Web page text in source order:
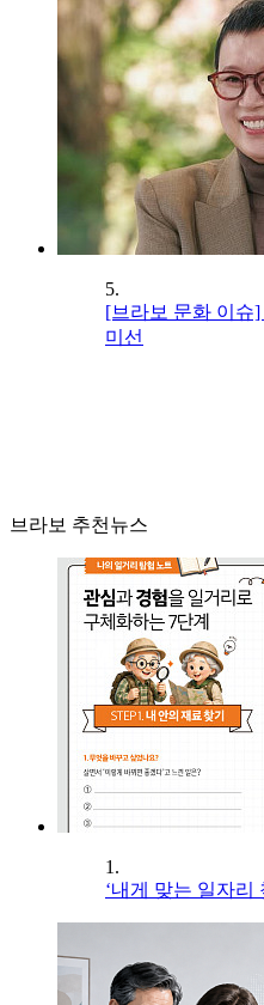
5.
[브라보 문화 이슈
미선
브라보 추천뉴스
1.
‘내게 맞는 일자리